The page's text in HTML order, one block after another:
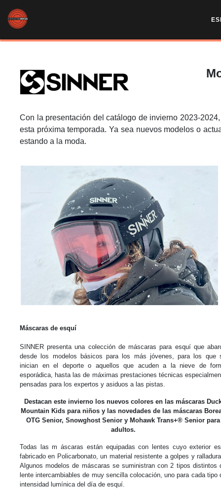
Con la presentación del catálogo de invierno 2023-
esta próxima temporada. Ya sea nuevos modelos o
estando a la moda.
Máscaras de esquí
SINNER presenta una colección de máscaras para esquí que
desde los modelos básicos para los más jóvenes, para los que
inician en el deporte o aquellos que acuden a la nieve de
esporádica, hasta las de máximas prestaciones técnicas
pensadas para los expertos y asiduos a las pistas.
Destacan este invierno los nuevos colores en las máscaras
Mountain Kids para niños y las novedades de las máscaras
OTG Senior, Snowghost Senior y Mohawk Trans+® Senior para
adultos.
Todas las m áscaras están equipadas con lentes cuyo exterior
fabricado en Policarbonato, un material resistente a golpes y
Algunos modelos de máscaras se suministran con 2 tipos distintos
lente intercambiables de muy sencilla colocación, uno para cada tipo
intensidad lumínica del día de esquí.